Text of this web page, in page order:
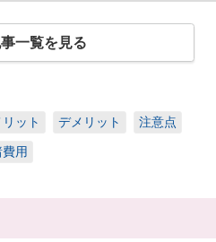
一覧を見る
リット デメリット 注意点
費用